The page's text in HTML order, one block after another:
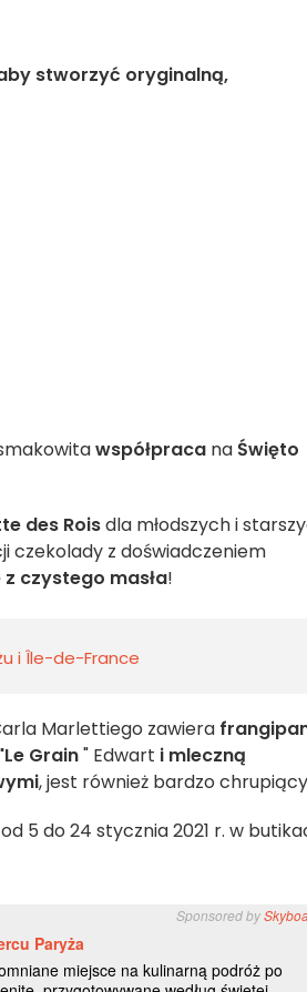
stworzyć oryginalną,
współpraca na Święto
des Roisdla młodszych i
czekolady z doświadczeniem
czystego masła!
i Île-de-France
Marlettiego zawiera
Grain" Edwart i mleczną
, jest również bardzo
5 do 24 stycznia 2021 r. w